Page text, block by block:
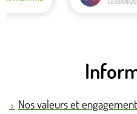
Nos valeurs et